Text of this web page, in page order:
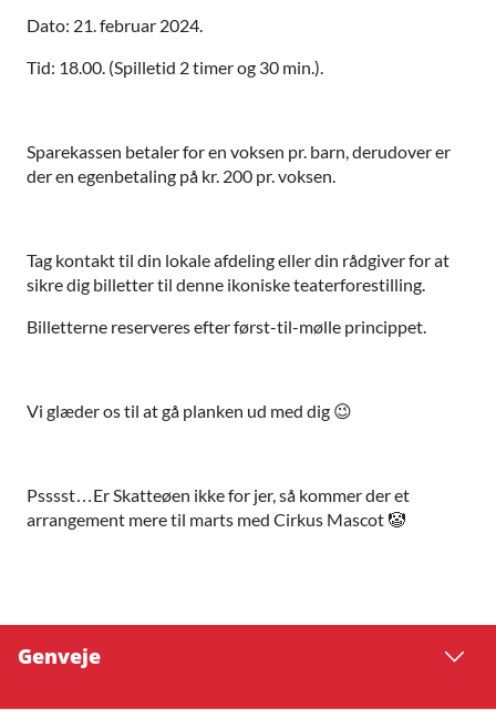
Dato: 21. februar 2024.
Tid: 18.00. (Spilletid 2 timer og 30 min.).
Sparekassen betaler for en voksen pr. barn, derudover er
der en egenbetaling på kr. 200 pr. voksen.
Tag kontakt til din lokale afdeling eller din rådgiver for at
sikre dig billetter til denne ikoniske teaterforestilling.
Billetterne reserveres efter først-til-mølle princippet.
Vi glæder os til at gå planken ud med dig 😉
Psssst…Er Skatteøen ikke for jer, så kommer der et
arrangement mere til marts med Cirkus Mascot 🤡
Genveje